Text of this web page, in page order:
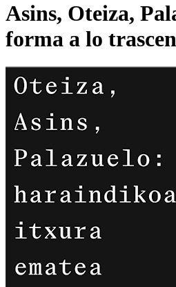
Asins, Oteiza,
forma a lo